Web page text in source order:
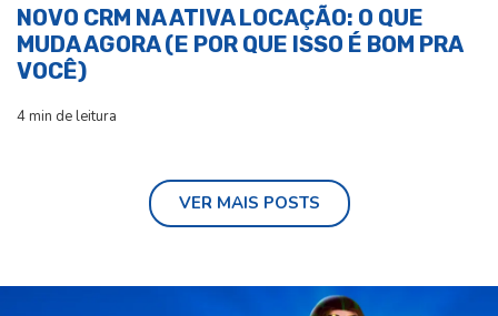
NOVO CRM NA ATIVA LOCAÇÃO: O QUE
MUDA AGORA (E POR QUE ISSO É BOM PRA
VOCÊ)
4 min de leitura
VER MAIS POSTS